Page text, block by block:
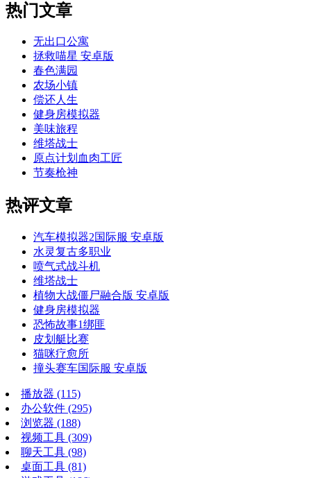
热门文章
无出口公寓
拯救喵星 安卓版
春色满园
农场小镇
偿还人生
健身房模拟器
美味旅程
维塔战士
原点计划血肉工匠
节奏枪神
热评文章
汽车模拟器2国际服 安卓版
水灵复古多职业
喷气式战斗机
维塔战士
植物大战僵尸融合版 安卓版
健身房模拟器
恐怖故事1绑匪
皮划艇比赛
猫咪疗愈所
撞头赛车国际服 安卓版
播放器 (115)
办公软件 (295)
浏览器 (188)
视频工具 (309)
聊天工具 (98)
桌面工具 (81)